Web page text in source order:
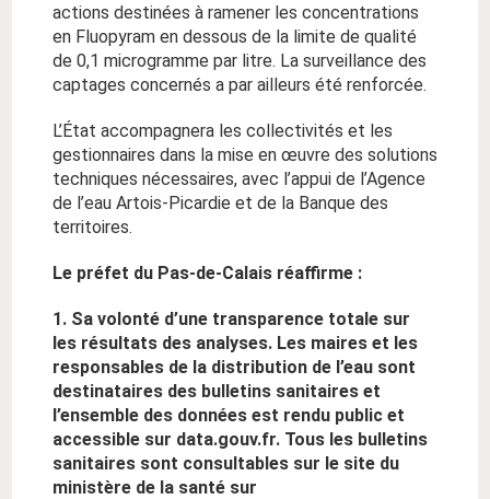
actions destinées à ramener les concentrations
en Fluopyram en dessous de la limite de qualité
de 0,1 microgramme par litre. La surveillance des
captages concernés a par ailleurs été renforcée.
L’État accompagnera les collectivités et les
gestionnaires dans la mise en œuvre des solutions
techniques nécessaires, avec l’appui de l’Agence
de l’eau Artois-Picardie et de la Banque des
territoires.
Le préfet du Pas-de-Calais réaffirme :
1. Sa volonté d’une transparence totale sur
les résultats des analyses. Les maires et les
responsables de la distribution de l’eau sont
destinataires des bulletins sanitaires et
l’ensemble des données est rendu public et
accessible sur data.gouv.fr. Tous les bulletins
sanitaires sont consultables sur le site du
ministère de la santé sur